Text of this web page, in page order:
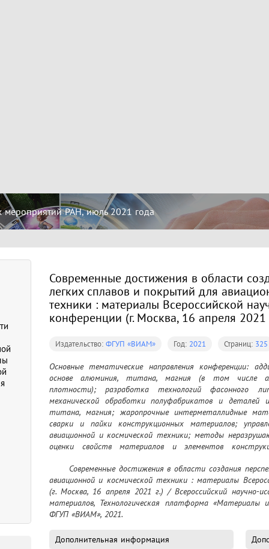
мероприятий РАН, июль 2021 года
Современные достижения в области
легких сплавов и покрытий для
техники : материалы Всероссийской
конференции (г. Москва, 16 апреля 2021
Издательство: ФГУП «ВИАМ» Год: 2021 Страниц: 325
Основные тематические направления конференции:
основе алюминия, титана, магния (в том числе
плотности); разработка технологий фасонного
механической обработки полуфабрикатов и деталей
титана, магния; жаропрочные интерметаллидные
сварки и пайки конструкционных материалов;
авиационной и космической техники; методы
оценки свойств материалов и элементов
авиационной и космической техники : материалы
(г. Москва, 16 апреля 2021 г.) / Всероссийский научно-
материалов, Технологическая платформа
ФГУП «ВИАМ», 2021.
Дополнительная информация